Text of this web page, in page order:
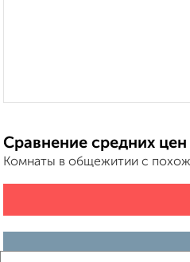
Сравнение средних цен
Комнаты в общежитии с